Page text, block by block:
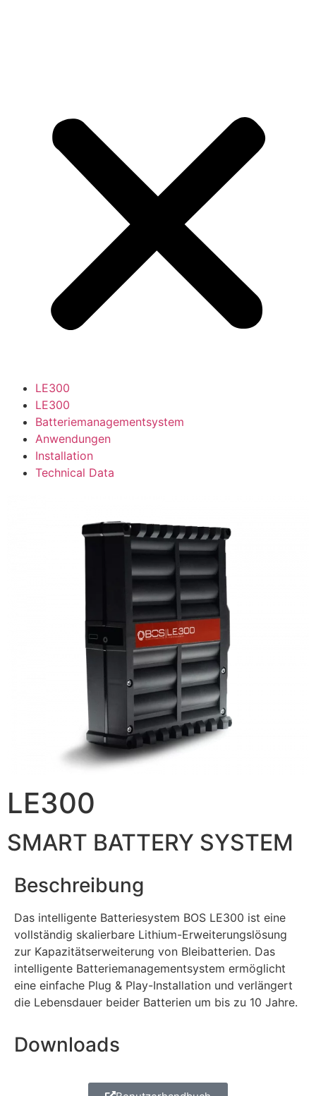
LE300
LE300
Batteriemanagementsystem
Anwendungen
Installation
Technical Data
LE300
SMART BATTERY SYSTEM
Beschreibung
Das intelligente Batteriesystem BOS LE300 ist eine
vollständig skalierbare Lithium-Erweiterungslösung
zur Kapazitätserweiterung von Bleibatterien. Das
intelligente Batteriemanagementsystem ermöglicht
eine einfache Plug & Play-Installation und verlängert
die Lebensdauer beider Batterien um bis zu 10 Jahre.
Downloads